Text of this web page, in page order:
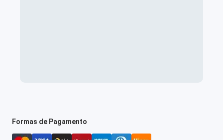
Formas de Pagamento